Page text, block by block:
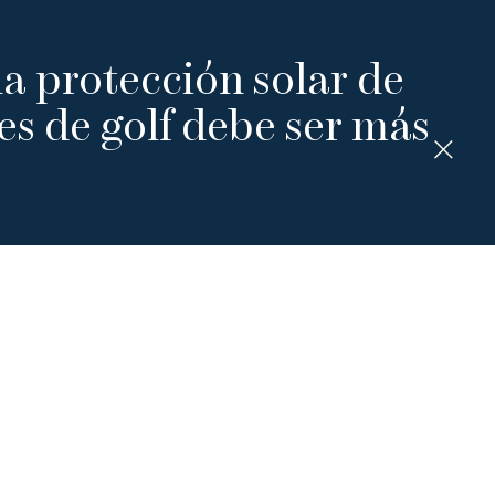
protección solar de
de golf debe ser más